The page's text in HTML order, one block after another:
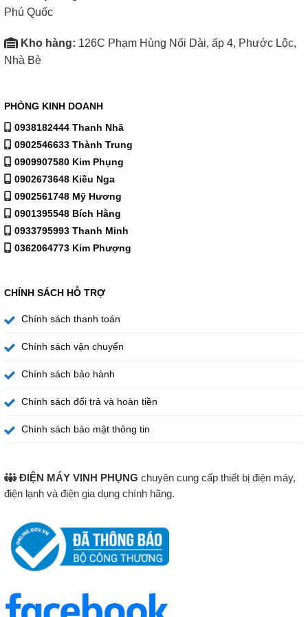
Phú Quốc
Kho hàng: 126C Phạm Hùng Nối Dài, ấp 4, Phước Lộc,
Nhà Bè
PHÒNG KINH DOANH
0938182444 Thanh Nhã
0902546633 Thành Trung
0909907580 Kim Phụng
0902673648 Kiều Nga
0902561748 Mỹ Hương
0901395548 Bích Hằng
0933795993 Thanh Minh
0362064773 Kim Phượng
CHÍNH SÁCH HỖ TRỢ
Chính sách thanh toán
Chính sách vận chuyển
Chính sách bảo hành
Chính sách đổi trả và hoàn tiền
Chính sách bảo mật thông tin
ĐIỆN MÁY VINH PHỤNG chuyên cung cấp thiết bị điện máy,
điện lạnh và điện gia dụng chính hãng.